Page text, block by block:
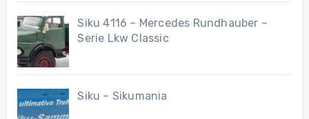
Siku 4116 – Mercedes Rundhauber –
Serie Lkw Classic
Siku – Sikumania